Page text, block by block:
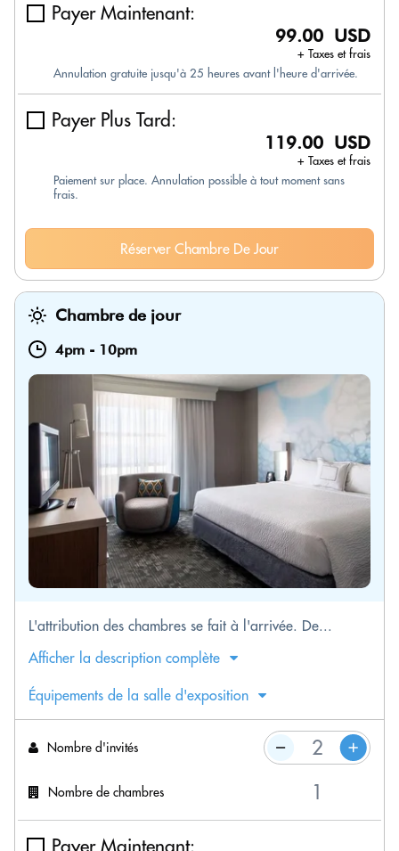
Payer Maintenant:
99.00 USD
+ Taxes et frais
Annulation gratuite jusqu'à 25 heures avant l'heure d'arrivée.
Payer Plus Tard:
119.00 USD
+ Taxes et frais
Paiement sur place. Annulation possible à tout moment sans
frais.
Réserver Chambre De Jour
Chambre de jour
4pm - 10pm
L'attribution des chambres se fait à l'arrivée. De...
Afficher la description complète
Équipements de la salle d'exposition
Nombre d'invités
Nombre de chambres
Payer Maintenant: